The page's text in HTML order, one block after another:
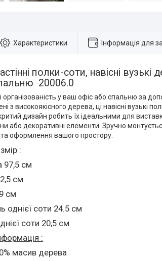
Характеристики Інформація для
полки-соти, навісні вузькі
20006.0
у ваш офіс або спальню за
з високоякісного дерева, ці навісні
дизайн робить їх ідеальними для
або декоративні елементи. Зручно
та оформлення вашого простору.
:
97,5 см
см
см
однієї соти 24.5 см
соти 20,5 см
:
масив дерева